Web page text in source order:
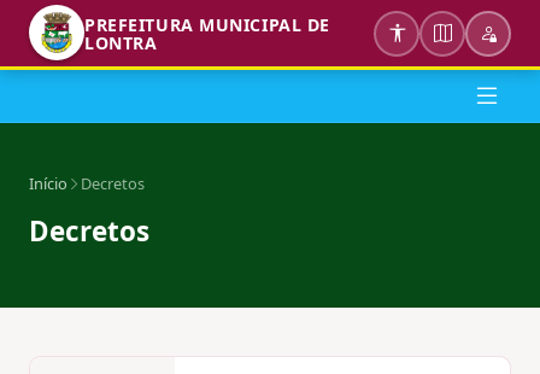
PREFEITURA MUNICIPAL DE
LONTRA
Início Decretos
Decretos